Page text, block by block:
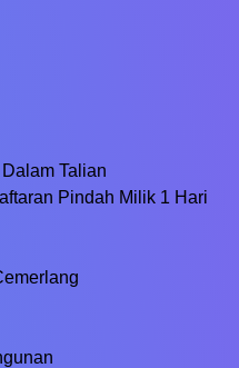
Talian
Pindah Milik 1 Hari